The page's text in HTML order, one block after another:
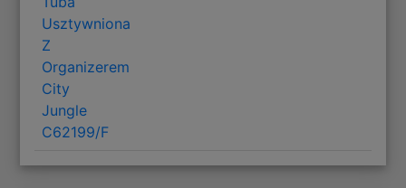
Usztywniona
Z
Organizerem
City
Jungle
C62199/F